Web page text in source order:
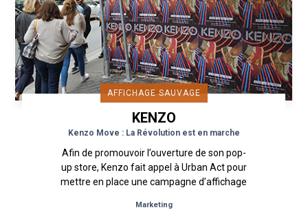
AFFICHAGE SAUVAGE
KENZO
Kenzo Move : La Révolution est en marche
Afin de promouvoir l’ouverture de son pop-
up store, Kenzo fait appel à Urban Act pour
mettre en place une campagne d’affichage
Marketing